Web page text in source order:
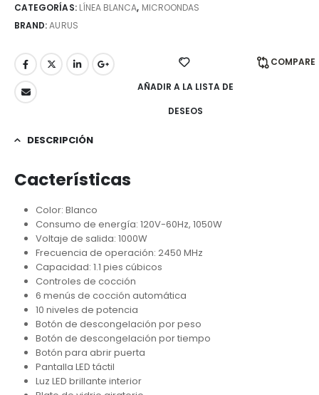
CATEGORÍAS: LÍNEA BLANCA, MICROONDAS
BRAND:AURUS
AÑADIR A LA LISTA DE
DESEOS
COMPARE
DESCRIPCIÓN
Cacterísticas
Color: Blanco
Consumo de energía: 120V-60Hz, 1050W
Voltaje de salida: 1000W
Frecuencia de operación: 2450 MHz
Capacidad: 1.1 pies cúbicos
Controles de cocción
6 menús de cocción automática
10 niveles de potencia
Botón de descongelación por peso
Botón de descongelación por tiempo
Botón para abrir puerta
Pantalla LED táctil ​
Luz LED ​brillante interior